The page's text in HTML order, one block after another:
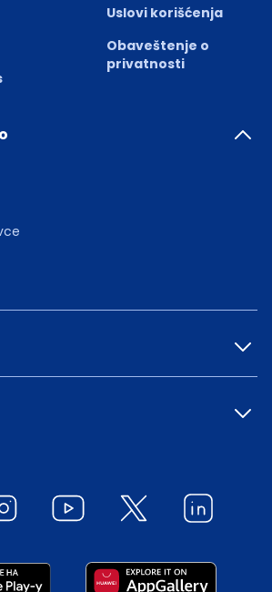
Uslovi korišćenja
Obaveštenje o
privatnosti